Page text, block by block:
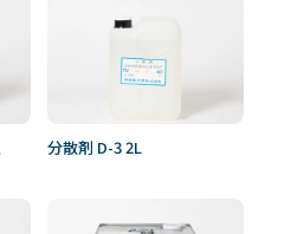
分散剤 D-3 2L